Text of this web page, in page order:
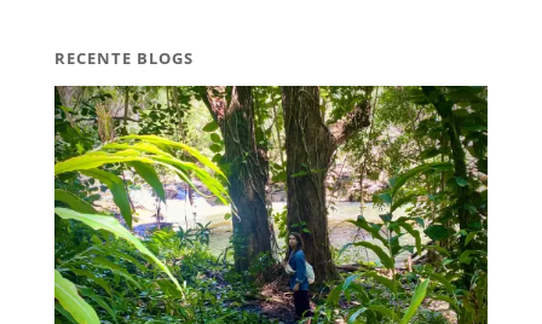
RECENTE BLOGS